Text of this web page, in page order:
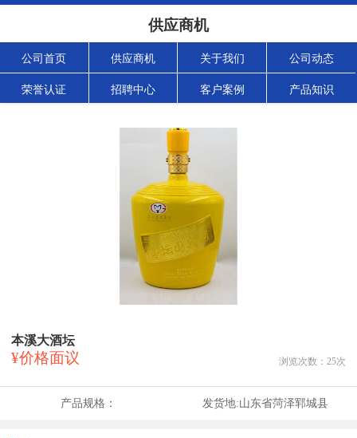
供应商机
公司首页 供应商机 关于我们 公司动态
荣誉认证 招聘中心 客户案例 产品知识
本溪大酒坛
¥价格面议 浏览次数： 25次
产品规格： 发货地:山东省菏泽郓城县